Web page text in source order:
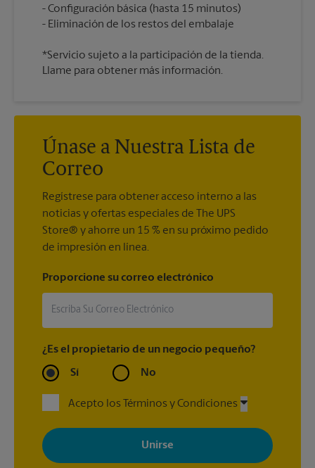
Configuración básica (hasta 15 minutos)
*Servicio sujeto a la participación de la tienda.
Llame para obtener más información.
Únase a Nuestra Lista de
Correo
Regístrese para obtener acceso interno a las
noticias y ofertas especiales de The UPS
Store® y ahorre un 15 % en su próximo pedido
de impresión en línea.
Proporcione su correo electrónico
¿Es el propietario de un negocio pequeño?
Sí No
Acepto los Términos y Condiciones
Al registrarse, acepta recibir correos electrónicos de The UPS
Store con noticias, ofertas especiales, promociones y mensajes
adaptados a sus intereses. Puede darse de baja en cualquier
momento. Para más información, consulte nuestra política de